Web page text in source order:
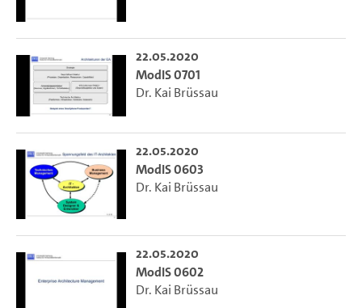
22.05.2020
ModIS 0701
Dr. Kai Brüssau
22.05.2020
ModIS 0603
Dr. Kai Brüssau
22.05.2020
ModIS 0602
Dr. Kai Brüssau